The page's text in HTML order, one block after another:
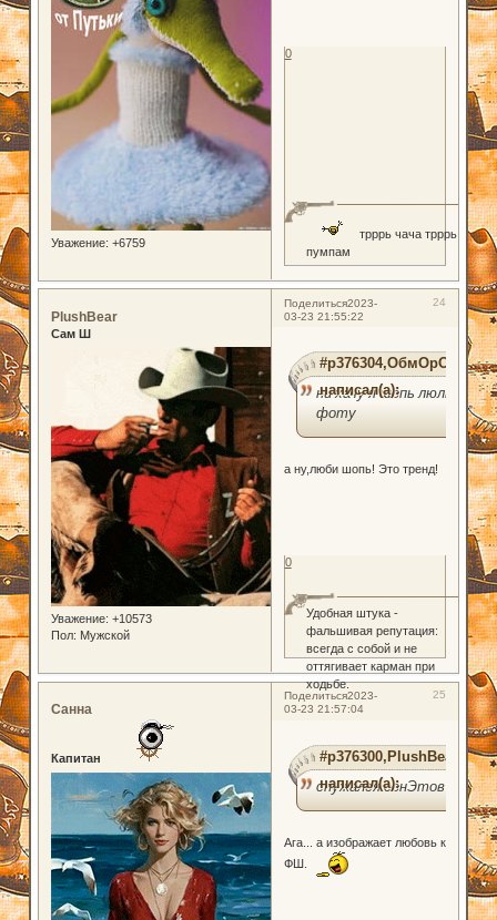
Уважение: +6759
трррь чача трррь
пумпам
0
Поделиться 24
2023-
03-23 21:55:22
PlushBear
Сам Ш
Уважение: +10573
Пол: Мужской
#p376304,ОбмОрОк
написал(а):
ни хачу я шопь люлю
фоту
а ну,люби шопь! Это тренд!
Удобная штука -
фальшивая репутация:
всегда с собой и не
оттягивает карман при
ходьбе.
0
Поделиться 25
2023-
03-23 21:57:04
Санна
Капитан
#p376300,PlushBear
написал(а):
спужался сонЭтов
Ага... а изображает любовь к
ФШ.